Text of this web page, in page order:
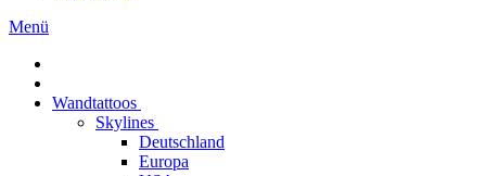
Menü
Wandtattoos
Skylines
Deutschland
Europa